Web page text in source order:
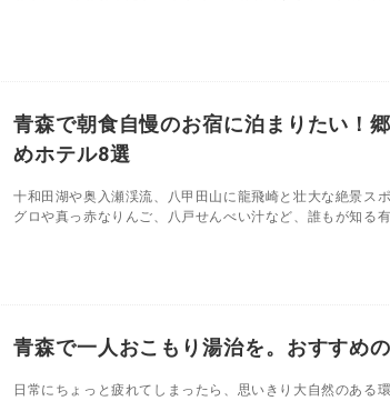
青森で朝食自慢のお宿に泊まりたい！
めホテル8選
十和田湖や奥入瀬渓流、八甲田山に龍飛崎と壮大な絶景ス
グロや真っ赤なりんご、八戸せんべい汁など、誰もが知る
青森で一人おこもり湯治を。おすすめ
日常にちょっと疲れてしまったら、思いきり大自然のある